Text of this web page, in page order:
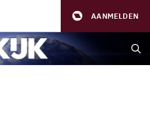
AANMELDEN